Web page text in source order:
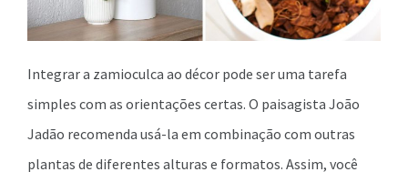
Integrar a zamioculca ao décor pode ser uma tarefa
simples com as orientações certas. O paisagista João
Jadão recomenda usá-la em combinação com outras
plantas de diferentes alturas e formatos. Assim, você